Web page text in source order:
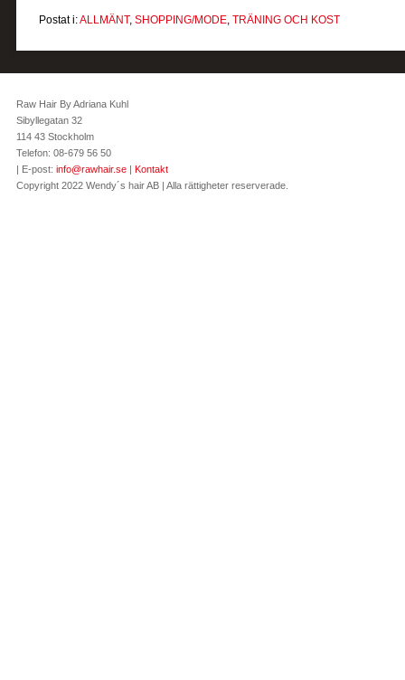
Postat i:ALLMÄNT, SHOPPING/MODE, TRÄNING OCH KOST
Raw Hair By Adriana Kuhl
Sibyllegatan 32
114 43 Stockholm
Telefon: 08-679 56 50
| E-post: info@rawhair.se | Kontakt
Copyright 2022 Wendy´s hair AB | Alla rättigheter reserverade.